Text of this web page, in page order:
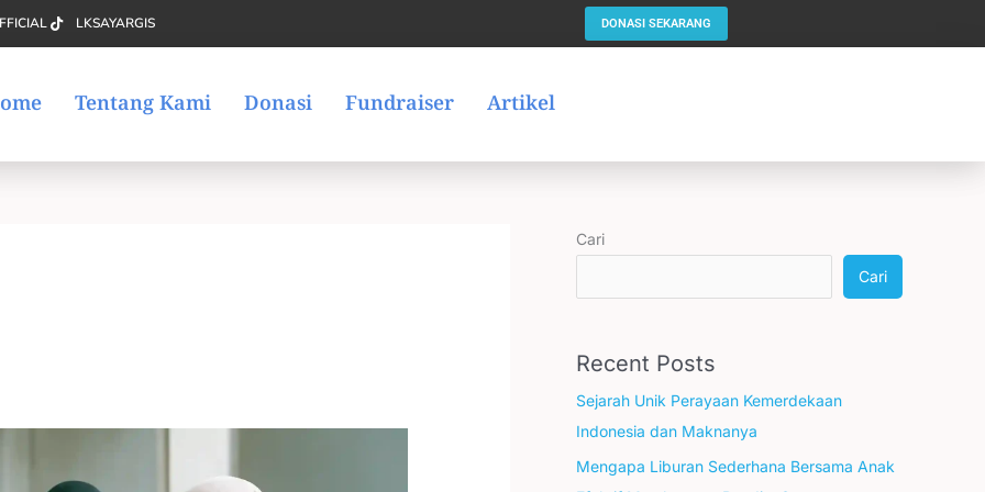
LKSAYARGIS DONASI SEKARANG
Tentang Kami Donasi Fundraiser Artikel
Cari
Cari
Recent Posts
Sejarah Unik Perayaan Kemerdekaan
Indonesia dan Maknanya
Mengapa Liburan Sederhana Bersama Anak